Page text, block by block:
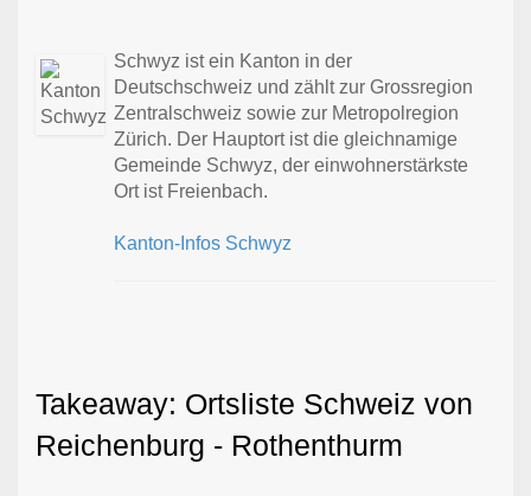
Schwyz ist ein Kanton in der
Deutschschweiz und zählt zur Grossregion
Zentralschweiz sowie zur Metropolregion
Zürich. Der Hauptort ist die gleichnamige
Gemeinde Schwyz, der einwohnerstärkste
Ort ist Freienbach.
Kanton-Infos Schwyz
Takeaway: Ortsliste Schweiz von
Reichenburg - Rothenthurm